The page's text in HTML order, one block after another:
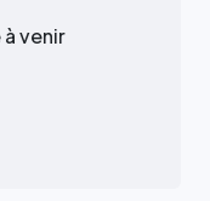
venir